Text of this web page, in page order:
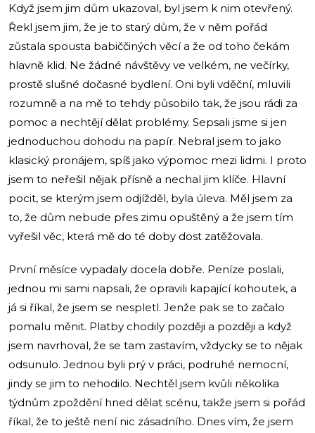
Když jsem jim dům ukazoval, byl jsem k nim otevřený.
Řekl jsem jim, že je to starý dům, že v něm pořád
zůstala spousta babiččiných věcí a že od toho čekám
hlavně klid. Ne žádné návštěvy ve velkém, ne večírky,
prostě slušné dočasné bydlení. Oni byli vděční, mluvili
rozumně a na mě to tehdy působilo tak, že jsou rádi za
pomoc a nechtějí dělat problémy. Sepsali jsme si jen
jednoduchou dohodu na papír. Nebral jsem to jako
klasický pronájem, spíš jako výpomoc mezi lidmi. I proto
jsem to neřešil nějak přísně a nechal jim klíče. Hlavní
pocit, se kterým jsem odjížděl, byla úleva. Měl jsem za
to, že dům nebude přes zimu opuštěný a že jsem tím
vyřešil věc, která mě do té doby dost zatěžovala.
První měsíce vypadaly docela dobře. Peníze poslali,
jednou mi sami napsali, že opravili kapající kohoutek, a
já si říkal, že jsem se nespletl. Jenže pak se to začalo
pomalu měnit. Platby chodily později a později a když
jsem navrhoval, že se tam zastavím, vždycky se to nějak
odsunulo. Jednou byli prý v práci, podruhé nemocní,
jindy se jim to nehodilo. Nechtěl jsem kvůli několika
týdnům zpoždění hned dělat scénu, takže jsem si pořád
říkal, že to ještě není nic zásadního. Dnes vím, že jsem